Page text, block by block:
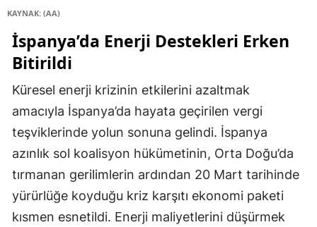
KAYNAK: (AA)
İspanya’da Enerji Destekleri Erken
Bitirildi
Küresel enerji krizinin etkilerini azaltmak
amacıyla İspanya’da hayata geçirilen vergi
teşviklerinde yolun sonuna gelindi. İspanya
azınlık sol koalisyon hükümetinin, Orta Doğu’da
tırmanan gerilimlerin ardından 20 Mart tarihinde
yürürlüğe koyduğu kriz karşıtı ekonomi paketi
kısmen esnetildi. Enerji maliyetlerini düşürmek